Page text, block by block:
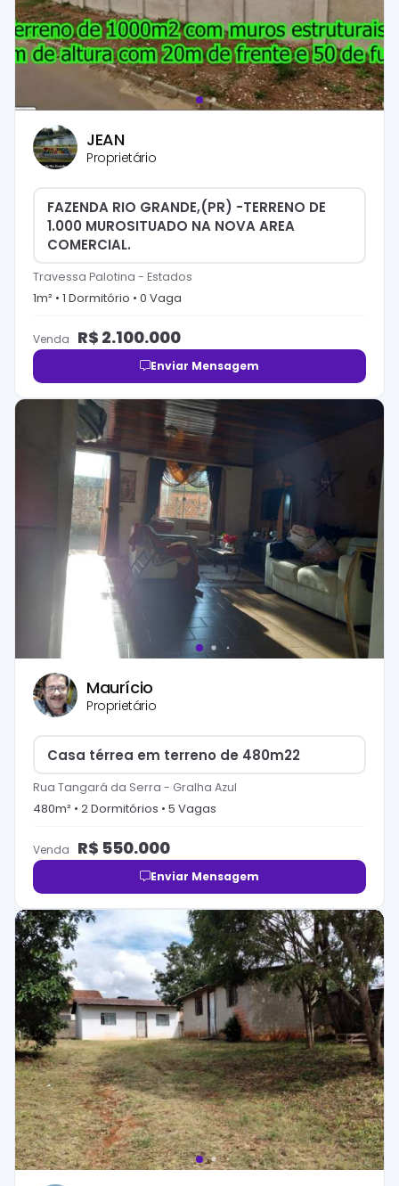
JEAN
Proprietário
FAZENDA RIO GRANDE,(PR) -TERRENO DE
1.000 MUROSITUADO NA NOVA AREA
COMERCIAL.
Travessa Palotina - Estados
1m² • 1 Dormitório • 0 Vaga
Venda R$ 2.100.000
Enviar Mensagem
Maurício
Proprietário
Casa térrea em terreno de 480m22
Rua Tangará da Serra - Gralha Azul
480m² • 2Dormitórios • 5 Vagas
Venda R$ 550.000
Enviar Mensagem